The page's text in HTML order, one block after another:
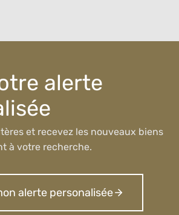
alerte
et recevez les nouveaux biens
à votre recherche.
alerte personalisée